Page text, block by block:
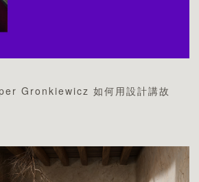
Gronkiewicz 如何用設計講故